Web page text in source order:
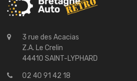
3 rue des Acacias
Z.A. Le Crelin
44410 SAINT-LYPHARD
02 40 91 42 18